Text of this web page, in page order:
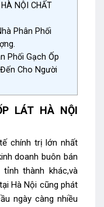
NỘI CHẤT
Phân Phối
Phối Gạch Ốp
Cho Người
LÁT HÀ NỘI
chính trị lớn nhất
doanh buôn bán
thành khác,và
Hà Nội cũng phát
ngày càng nhiều